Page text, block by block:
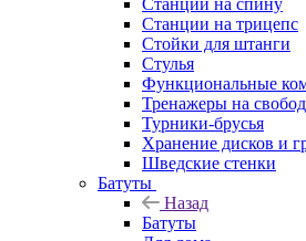
Станции на спину
Станции на трицепс
Стойки для штанги
Стулья
Функциональные
Тренажеры на
Турники-брусья
Хранение дисков и
Шведские стенки
Батуты
Назад
Батуты